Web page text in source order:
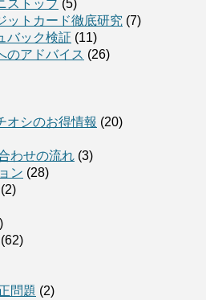
ストップ (5)
ットカード徹底研究 (7)
バック検証 (11)
のアドバイス (26)
オシのお得情報 (20)
わせの流れ (3)
ン (28)
(2)
(62)
問題 (2)